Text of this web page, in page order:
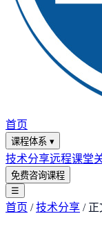
首页
课程体系 ▾
技术分享远程课堂
免费咨询课程
☰
首页 /技术分享 / 正